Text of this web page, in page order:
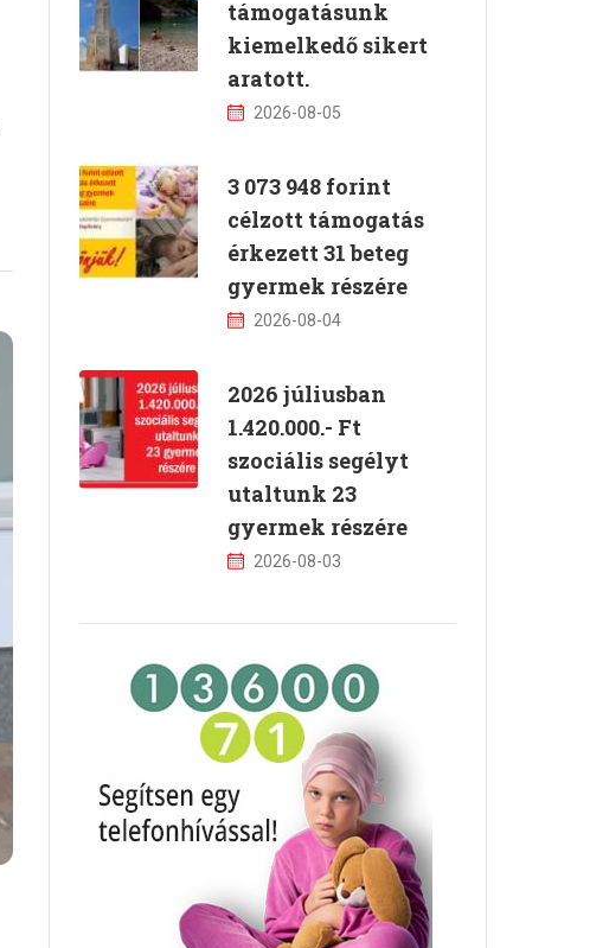
támogatásunk
kiemelkedő sikert
aratott.
2026-08-05
3 073 948 forint
célzott támogatás
érkezett 31 beteg
gyermek részére
2026-08-04
2026 júliusban
1.420.000.- Ft
szociális segélyt
utaltunk 23
gyermek részére
2026-08-03